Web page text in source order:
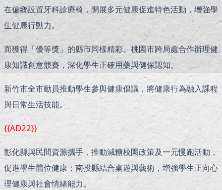
在偏鄉設置牙科診療椅，開展多元健康促進特色活動，增強學
生健康行動力。
而獲得「優等獎」的縣市同樣精彩。桃園市跨局處合作辦理健
康知識創意競賽，深化學生正確用藥與健保認知。
新竹市全市動員推動學生參與健康倡議，將健康行為融入課程
與日常生活技能。
{{AD22}}
彰化縣與民間資源攜手，推動減糖校園政策及一元慢跑活動，
促進學生體位健康；南投縣結合桌遊與藝術，增強學生正向心
理健康與社會情緒能力。